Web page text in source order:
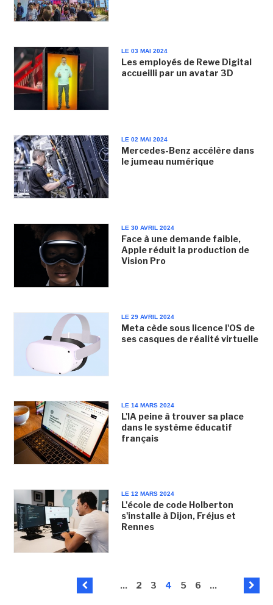
LE 03 MAI 2024
Les employés de Rewe Digital
accueilli par un avatar 3D
LE 02 MAI 2024
Mercedes-Benz accélère dans
le jumeau numérique
LE 30 AVRIL 2024
Face à une demande faible,
Apple réduit la production de
Vision Pro
LE 29 AVRIL 2024
Meta cède sous licence l'OS de
ses casques de réalité virtuelle
LE 14 MARS 2024
L'IA peine à trouver sa place
dans le système éducatif
français
LE 12 MARS 2024
L'école de code Holberton
s'installe à Dijon, Fréjus et
Rennes
... 2 3 4 5 6 ...